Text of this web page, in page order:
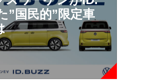
”国民的”限定車